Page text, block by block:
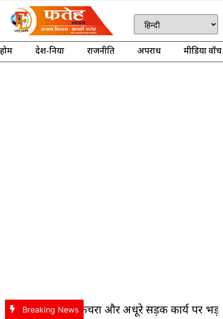
होम देश-दुनिया राजनीति अपराध मीडिया वॉच
Breaking News
में कचरा और अधूरे सड़क कार्य पर भड़के पंसस,